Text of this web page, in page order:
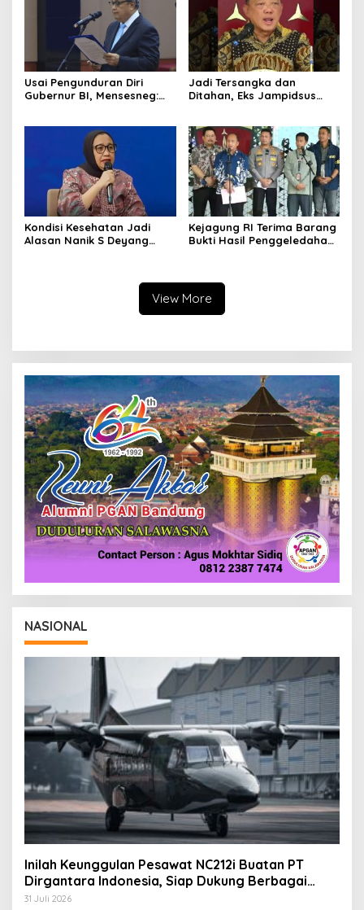
Usai Pengunduran Diri
Gubernur BI, Mensesneg:
Jadi Tersangka dan
Ditahan, Eks Jampidsus
Kondisi Kesehatan Jadi
Alasan Nanik S Deyang
Kejagung RI Terima Barang
Bukti Hasil Penggeledahan
View More
NASIONAL
Inilah Keunggulan Pesawat NC212i Buatan PT
Dirgantara Indonesia, Siap Dukung Berbagai
Operasi TNI
31 Juli 2026